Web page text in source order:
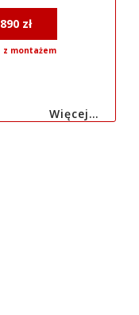
890 zł
z montażem
Więcej…